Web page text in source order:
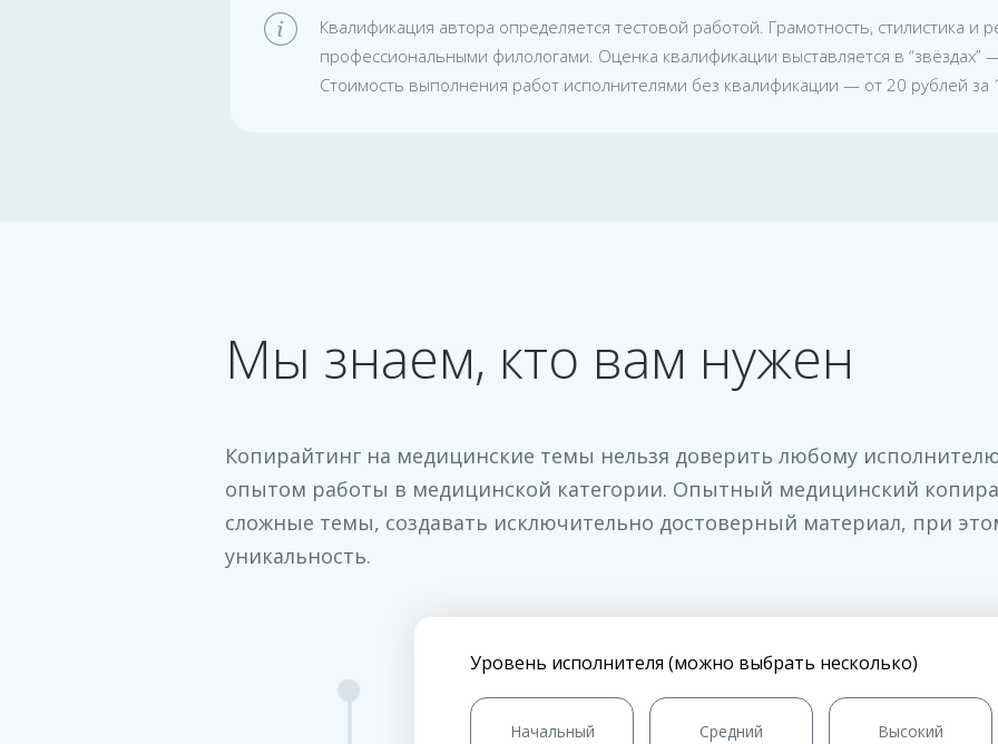
Квалификация автора определяется тестовой работой. Грамотность, стилистика и
профессиональными филологами. Оценка квалификации выставляется в “звёздах”
Стоимость выполнения работ исполнителями без квалификации — от 20 рублей за
Мы знаем, кто вам нужен
Копирайтинг на медицинские темы нельзя доверить любому
опытом работы в медицинской категории. Опытный медицинский
сложные темы, создавать исключительно достоверный материал, при
уникальность.
Уровень исполнителя (можно выбрать несколько)
Начальный Средний Высокий